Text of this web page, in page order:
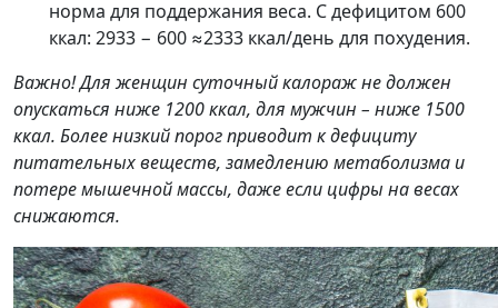
норма для поддержания веса. С дефицитом 600
ккал: 2933 − 600 ≈2333 ккал/день для похудения.
Важно! Для женщин суточный калораж не должен
опускаться ниже 1200 ккал, для мужчин – ниже 1500
ккал. Более низкий порог приводит к дефициту
питательных веществ, замедлению метаболизма и
потере мышечной массы, даже если цифры на весах
снижаются.